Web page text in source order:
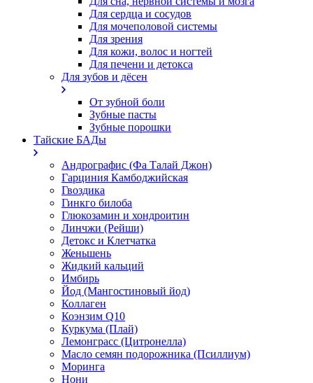
Для сердца и сосудов
Для мочеполовой системы
Для зрения
Для кожи, волос и ногтей
Для печени и детокса
Для зубов и дёсен
От зубной боли
Зубные пасты
Зубные порошки
Тайские БАДы
Андрографис (Фа Талай Джон)
Гарциния Камбоджийская
Гвоздика
Гинкго билоба
Глюкозамин и хондроитин
Линчжи (Рейши)
Детокс и Клетчатка
Женьшень
Жидкий кальций
Имбирь
Йод (Мангостиновый йод)
Коллаген
Коэнзим Q10
Куркума (Плай)
Лемонграсс (Цитронелла)
Масло семян подорожника (Псиллиум)
Моринга
Нони